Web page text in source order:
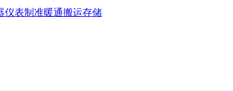
仪表制准暖通搬运存储